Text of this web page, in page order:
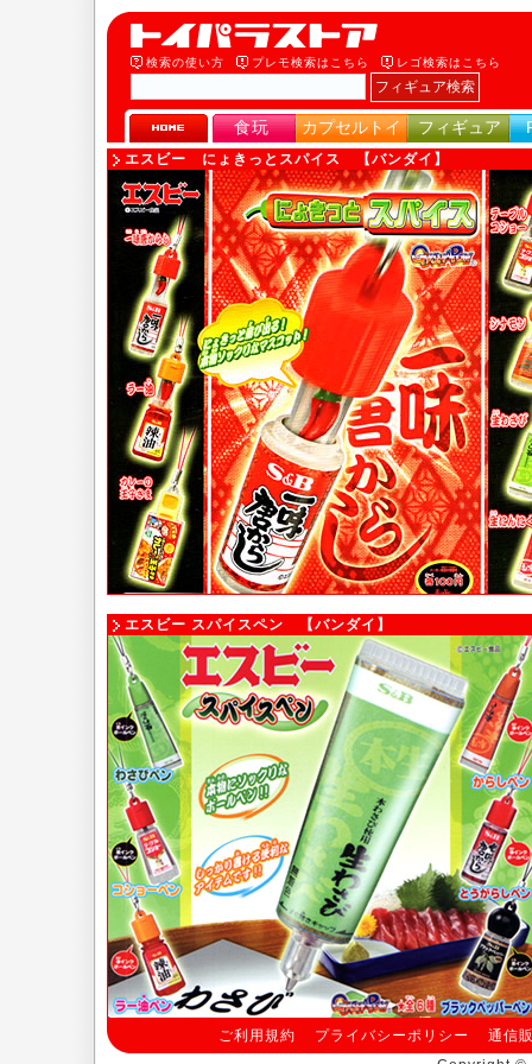
検索の使い方 プレモ検索はこちら レゴ検索はこちら
食玩 カプセルトイ フィギュア
エスビー にょきっとスパイス 【バンダイ】
エスビー スパイスペン 【バンダイ】
ご利用規約 プライバシーポリシー
通信